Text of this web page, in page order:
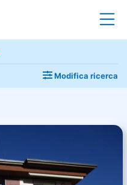
Modifica ricerca